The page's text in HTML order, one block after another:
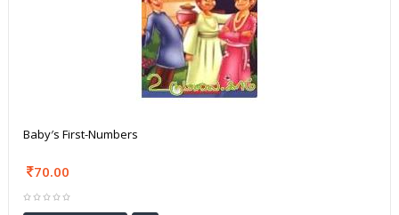
Baby′s First-Numbers
70.00